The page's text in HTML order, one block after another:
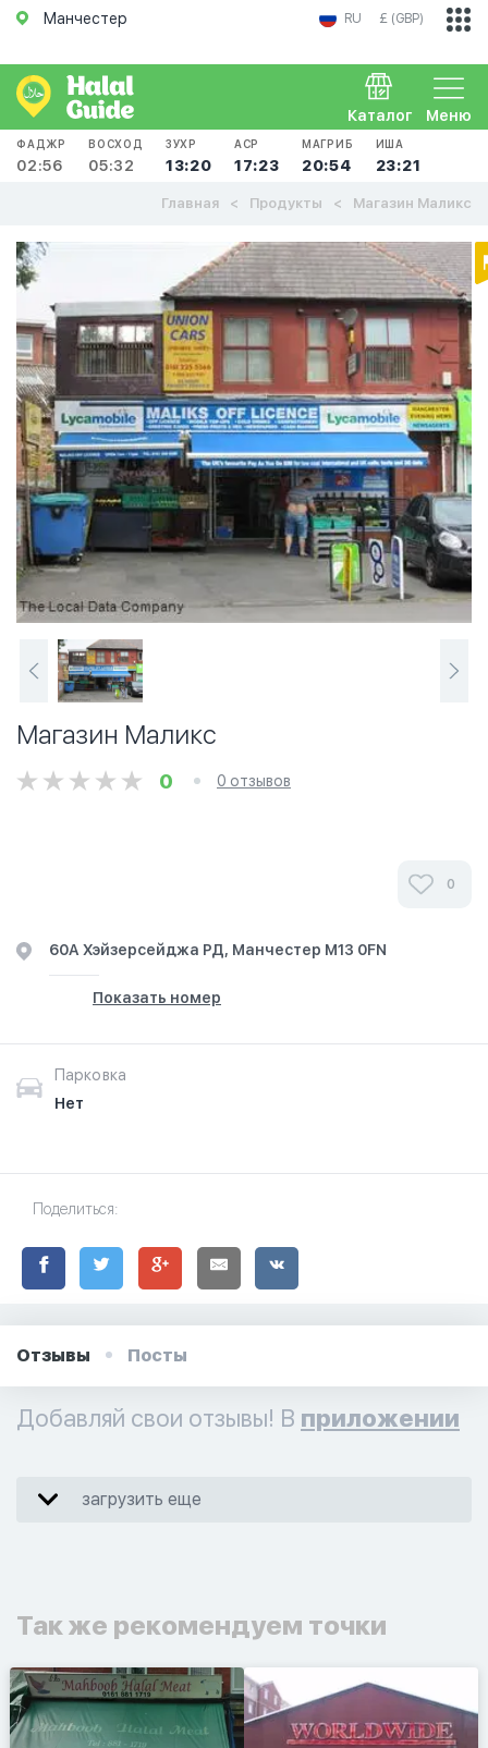
Манчестер RU £ (GBP)
Меню
Каталог
ФАДЖР
02:56
ВОСХОД
05:32
ЗУХР
13:20
АСР
17:23
МАГРИБ
20:54
ИША
23:21
Главная Продукты Магазин Маликс
Магазин Маликс
0 0 отзывов
0
60А Хэйзерсейджа РД, Манчестер М13 0FN
Показать номер
Парковка
Нет
Поделиться:
Отзывы Посты
Добавляй свои отзывы! В приложении
загрузить еще
Так же рекомендуем точки